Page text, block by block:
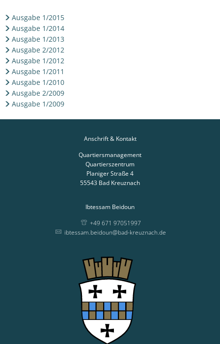
Quartier"
Ausgabe 1/2015
Ausgabe 1/2014
Ausgabe 1/2013
Ausgabe 2/2012
Ausgabe 1/2012
Ausgabe 1/2011
Ausgabe 1/2010
Ausgabe 2/2009
Ausgabe 1/2009
Anschrift & Kontakt
Quartiersmanagement
Quartierszentrum
Planiger Straße 4
55543 Bad Kreuznach
Ibtessam Beidoun
+49 671 97051997
ibtessam.beidoun@bad-kreuznach.de